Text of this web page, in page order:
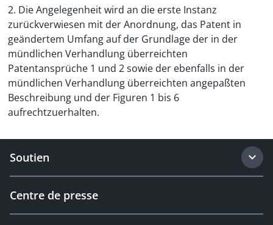
2. Die Angelegenheit wird an die erste Instanz
zurückverwiesen mit der Anordnung, das Patent in
geändertem Umfang auf der Grundlage der in der
mündlichen Verhandlung überreichten
Patentansprüche 1 und 2 sowie der ebenfalls in der
mündlichen Verhandlung überreichten angepaßten
Beschreibung und der Figuren 1 bis 6
aufrechtzuerhalten.
Soutien
Centre de presse